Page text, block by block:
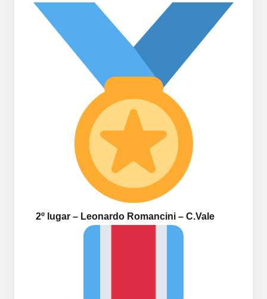
2º lugar – Leonardo Romancini – C.Vale